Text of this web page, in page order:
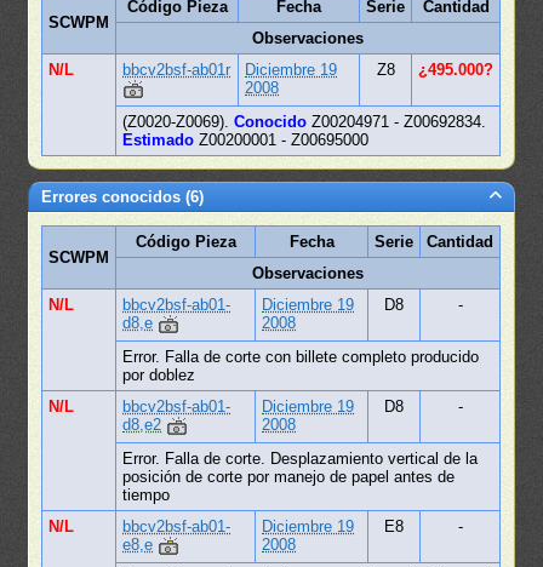
SCWPM
Código Pieza Fecha Serie
Cantidad
Observaciones
N/L
bbcv2bsf-ab01r
Diciembre 19
2008
Z8 ¿495.000?
(Z0020-Z0069).Conocido Z00204971 - Z00692834.
Estimado Z00200001 - Z00695000
Errores conocidos (6)
SCWPM
Código Pieza Fecha Serie
Cantidad
Observaciones
N/L
bbcv2bsf-ab01-
d8,e
Diciembre 19
2008
D8 -
Error. Falla de corte con billete completo producido
por doblez
N/L
bbcv2bsf-ab01-
d8,e2
Diciembre 19
2008
D8 -
Error. Falla de corte. Desplazamiento vertical de la
posición de corte por manejo de papel antes de
tiempo
N/L
bbcv2bsf-ab01-
e8,e
Diciembre 19
2008
E8 -